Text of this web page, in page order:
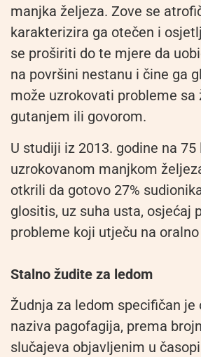
manjka željeza. Zove se
karakterizira ga otečen i
se proširiti do te mjere da
na površini nestanu i čine ga
može uzrokovati probleme sa
gutanjem ili govorom.
U studiji iz 2013. godine na
uzrokovanom manjkom
otkrili da gotovo 27%
glositis, uz suha usta, osjećaj
probleme koji utječu na
Stalno žudite za ledom
Žudnja za ledom specifičan je
naziva pagofagija, prema
slučajeva objavljenim u